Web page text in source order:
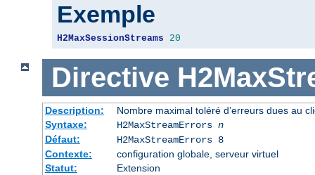
Exemple
H2MaxSessionStreams 20
Directive
Description:
Nombre maximal toléré d’erreurs dues au
Syntaxe:
H2MaxStreamErrors n
Défaut:
H2MaxStreamErrors 8
Contexte:
configuration globale, serveur virtuel
Statut:
Extension